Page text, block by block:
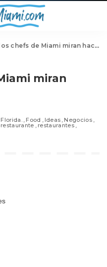
chefs de Miami miran hacia el futuro
miran
Florida. Food Ideas Negocios
restaurante restaurantes